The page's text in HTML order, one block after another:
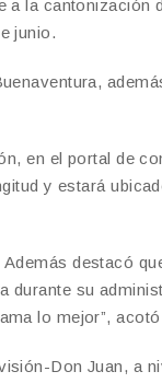
a la cantonización
junio.
en el portal de
y estará
destacó
durante su
lo mejor”,
Don Juan, a